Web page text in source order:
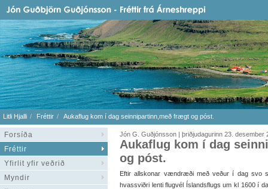
Litli Hjalli Fréttir Aukaflug kom í dag seinnipartinn,með frægt og póst.
Forsíða
Fréttir
Yfirlit yfir veðrið
Myndir
Jón G. Guðjónsson | þriðjudagurinn 23. desember
Aukaflug kom í dag
og póst.
Eftir allskonar vændræði með veður í dag svo
hvassviðri lenti flugvél Íslandsflugs um kl 1600 í